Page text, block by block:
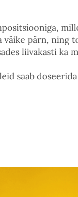
pärn, ning
liivakasti ka
saab